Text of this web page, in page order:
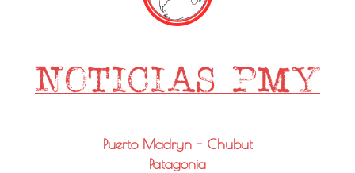
Puerto Madryn - Chubut
Patagonia